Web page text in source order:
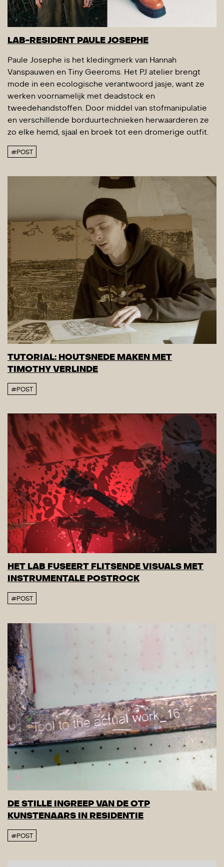
LAB-RESIDENT PAULE JOSEPHE
Paule Josephe is het kledingmerk van Hannah
Vanspauwen en Tiny Geeroms. Het PJ atelier brengt
mode in een ecologische verantwoord jasje, want ze
werken voornamelijk met deadstock en
tweedehandstoffen. Door middel van stofmanipulatie
en verschillende borduurtechnieken herwaarderen ze
zo elke hemd, sjaal en broek tot een dromerige outfit.
#POST
TUTORIAL: HOUTSNEDE MAKEN MET
TIMOTHY VERLINDE
#POST
HET LAB FUSEERT FLITSENDE VISUALS MET
INSTRUMENTALE POSTROCK
#POST
DE STILLE INGREEP VAN DE OTP
KUNSTENAARS IN RESIDENTIE
#POST